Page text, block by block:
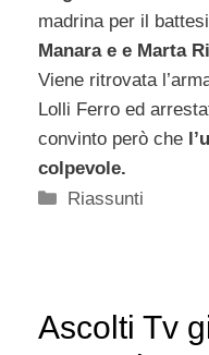
madrina per il
Manara e e Marta
Viene ritrovata
Lolli Ferro ed
convinto però che
colpevole.
Categorie
Riassunti
Ascolti Tv